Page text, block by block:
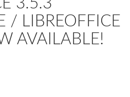
/ LIBREOFFICE
AVAILABLE!